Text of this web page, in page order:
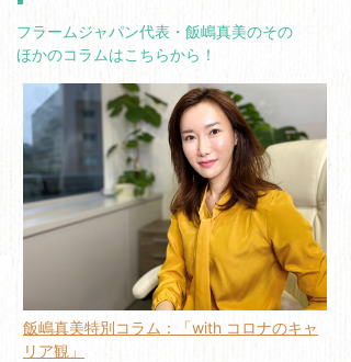
フラームジャパン代表・飯嶋真美のその
ほかのコラムはこちらから！
飯嶋真美特別コラム：「with コロナのキャ
リア観」